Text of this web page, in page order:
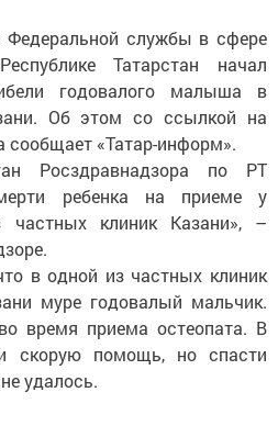
Федеральной службы в сфере
Татарстан начал
годовалого малыша в
Об этом со ссылкой на
сообщает «Татар-информ».
Росздравнадзора по РТ
ребенка на приеме у
частных клиник Казани», –
в одной из частных клиник
муре годовалый мальчик.
время приема остеопата. В
скорую помощь, но спасти
удалось.